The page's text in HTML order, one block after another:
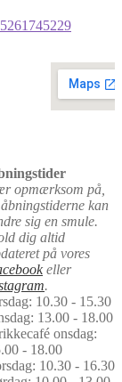
opmærksom på,
kan
sig en smule.
dig altid
på vores
eller
.
10.30 - 15.30
13.00 - 18.00
onsdag:
- 18.00
10.30 - 16.30